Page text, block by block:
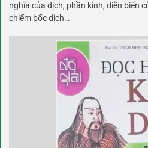
nghĩa của dịch, phần kinh, diễn biến
chiếm bốc dịch…